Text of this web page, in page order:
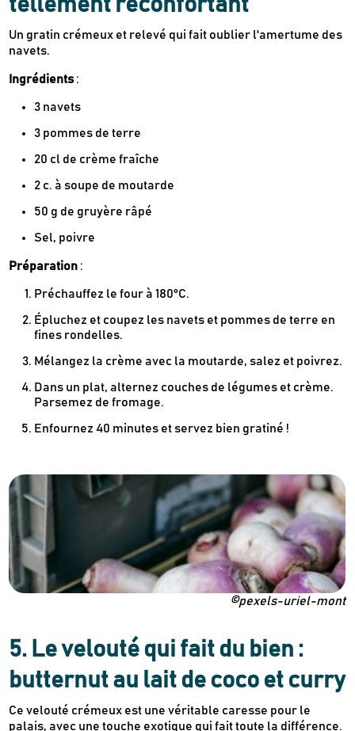
Inscrivez-vous
responsables
Des conseils et des décryptages pour mieux
Nos dernières actus & codes promo
& recettes
tellement réconfortant
Un gratin crémeux et relevé qui fait oublier l'amertume des
navets.
Ingrédients:
3 navets
3 pommes de terre
20 cl de crème fraîche
2 c. à soupe de moutarde
50 g de gruyère râpé
Sel, poivre
Préparation :
Préchauffez le four à 180°C.
Épluchez et coupez les navets et pommes de terre en
fines rondelles.
Mélangez la crème avec la moutarde, salez et poivrez.
Dans un plat, alternez couches de légumes et crème.
Parsemez de fromage.
Enfournez 40 minutes et servez bien gratiné !
©pexels-uriel-mont
5. Le velouté qui fait du bien :
butternut au lait de coco et curry
Ce velouté crémeux est une véritable caresse pour le
palais, avec une touche exotique qui fait toute la différence.